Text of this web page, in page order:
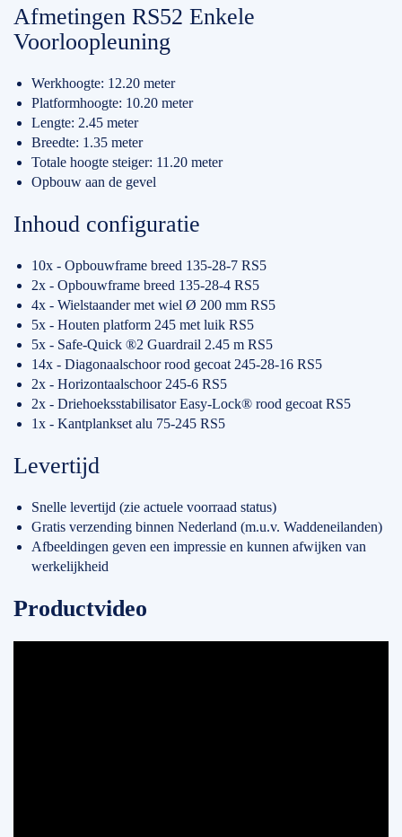
Afmetingen RS52 Enkele
Voorloopleuning
Werkhoogte: 12.20 meter
Platformhoogte: 10.20 meter
Lengte: 2.45 meter
Breedte: 1.35 meter
Totale hoogte steiger: 11.20 meter
Opbouw aan de gevel
Inhoud configuratie
10x - Opbouwframe breed 135-28-7 RS5
2x - Opbouwframe breed 135-28-4 RS5
4x - Wielstaander met wiel Ø 200 mm RS5
5x - Houten platform 245 met luik RS5
5x - Safe-Quick ®2 Guardrail 2.45 m RS5
14x - Diagonaalschoor rood gecoat 245-28-16 RS5
2x - Horizontaalschoor 245-6 RS5
2x - Driehoeksstabilisator Easy-Lock® rood gecoat RS5
1x - Kantplankset alu 75-245 RS5
Levertijd
Snelle levertijd (zie actuele voorraad status)
Gratis verzending binnen Nederland (m.u.v. Waddeneilanden)
Afbeeldingen geven een impressie en kunnen afwijken van
werkelijkheid
Productvideo